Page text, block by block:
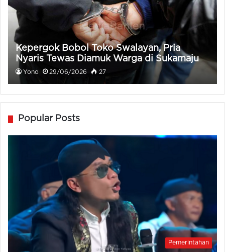
Kepergok Bobol Toko Swalayan, Pria
Nyaris Tewas Diamuk Warga di Sukamaju
Yono 29/06/2026 27
Popular Posts
Pemerintahan